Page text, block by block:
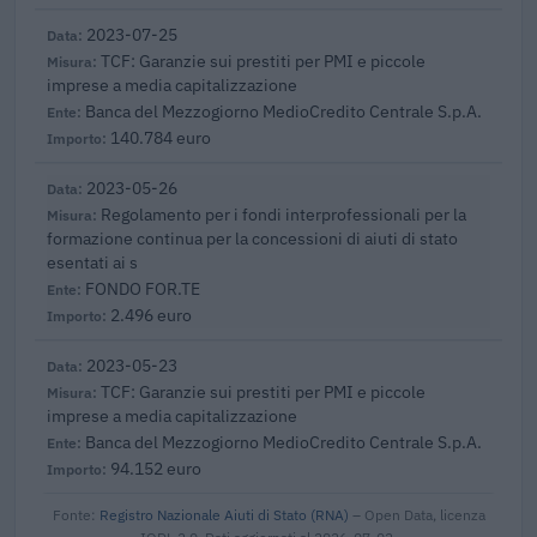
2023-07-25
TCF: Garanzie sui prestiti per PMI e piccole
imprese a media capitalizzazione
Banca del Mezzogiorno MedioCredito Centrale S.p.A.
140.784 euro
2023-05-26
Regolamento per i fondi interprofessionali per la
formazione continua per la concessioni di aiuti di stato
esentati ai s
FONDO FOR.TE
2.496 euro
2023-05-23
TCF: Garanzie sui prestiti per PMI e piccole
imprese a media capitalizzazione
Banca del Mezzogiorno MedioCredito Centrale S.p.A.
94.152 euro
Fonte: Registro Nazionale Aiuti di Stato (RNA) – Open Data, licenza